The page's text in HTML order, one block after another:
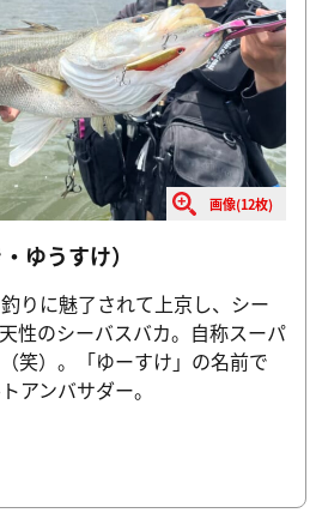
画像(12枚)
ゆうすけ）
りに魅了されて上京し、シー
性のシーバスバカ。自称スーパ
笑）。「ゆーすけ」の名前で
アンバサダー。